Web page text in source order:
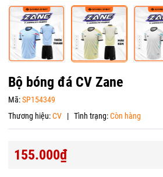
Bộ bóng đá CV Zane
Mã:SP154349
Thương hiệu:CV | Tình trạng:Còn hàng
155.000₫